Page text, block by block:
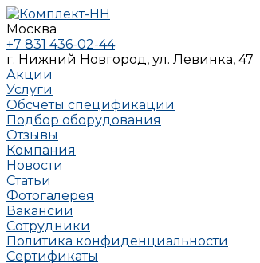
Москва
+7 831 436-02-44
г. Нижний Новгород, ул. Левинка, 47
Акции
Услуги
Обсчеты спецификации
Подбор оборудования
Отзывы
Компания
Новости
Статьи
Фотогалерея
Вакансии
Сотрудники
Политика конфиденциальности
Сертификаты